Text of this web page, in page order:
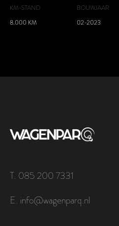
KM-STAND
8.000 KM
BOUWJAAR
02-2023
T. 085 200 7331
E. info@wagenparq.nl